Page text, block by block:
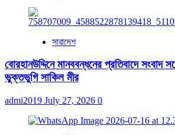
সারাদেশ
বোরহানউদ্দিনে মানববন্ধনের প্রতিবাদে সংবাদ
ভুক্তভুগি সাকিল মীর
admi2019 July 27, 2026 0